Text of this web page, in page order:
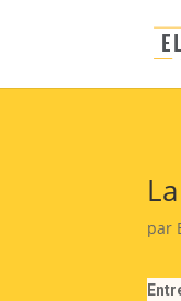
par